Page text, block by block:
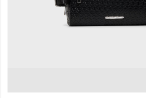
Leather Collection
إصدار السفر و الرحلات